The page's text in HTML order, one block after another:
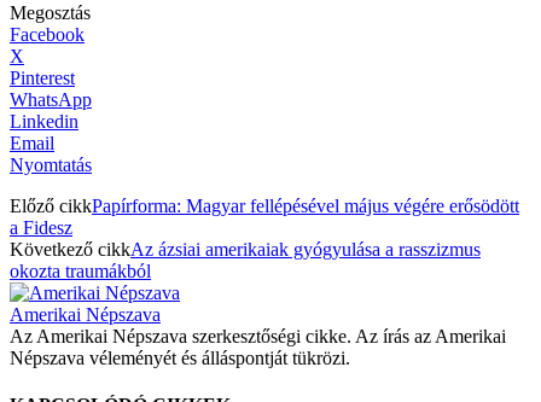
Megosztás
Facebook
X
Pinterest
WhatsApp
Linkedin
Email
Nyomtatás
Előző cikkPapírforma: Magyar fellépésével május végére erősödött
a Fidesz
Következő cikkAz ázsiai amerikaiak gyógyulása a rasszizmus
okozta traumákból
Amerikai Népszava
Az Amerikai Népszava szerkesztőségi cikke. Az írás az Amerikai
Népszava véleményét és álláspontját tükrözi.